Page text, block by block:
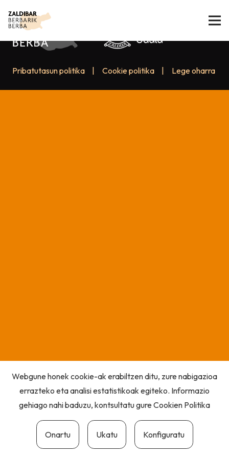
Pribatutasun politika Cookie politika Lege oharra
Webgune honek cookie-ak erabiltzen ditu, zure nabigazioa
errazteko eta analisi estatistikoak egiteko. Informazio
gehiago nahi baduzu, kontsultatu gureCookien Politika
Onartu Ukatu Konfiguratu